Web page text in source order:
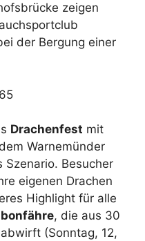
zeigen
der Bergung einer
Drachenfest mit
Warnemünder
Szenario. Besucher
eigenen Drachen
Highlight für alle
, die aus 30
(Sonntag, 12,